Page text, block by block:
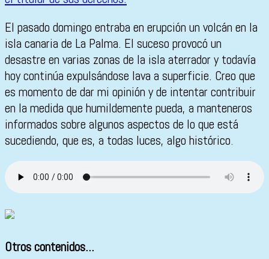
El pasado domingo entraba en erupción un volcán en la
isla canaria de La Palma. El suceso provocó un
desastre en varias zonas de la isla aterrador y todavía
hoy continúa expulsándose lava a superficie. Creo que
es momento de dar mi opinión y de intentar contribuir
en la medida que humildemente pueda, a manteneros
informados sobre algunos aspectos de lo que está
sucediendo, que es, a todas luces, algo histórico.
Otros contenidos...